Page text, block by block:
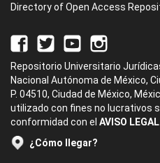
Directory of Open Access
Repositorio Universitario
Nacional Autónoma de México,
P. 04510, Ciudad de México,
utilizado con fines no lucrativos
conformidad con el AVISO
¿Cómo llegar?